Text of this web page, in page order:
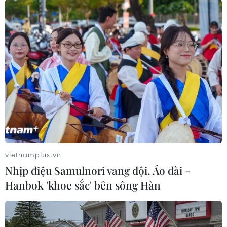
các địa phương.
Phó Thủ tướng Chính phủ Trần Hồng Hà phát biểu. (Ảnh: Trung
Kiên/TTXVN)
Phó Thủ tướng cũng đề nghị Điện Biên cần tăng
vietnamplus.vn
Nhịp điệu Samulnori vang dội, Áo dài -
Hanbok 'khoe sắc' bên sông Hàn